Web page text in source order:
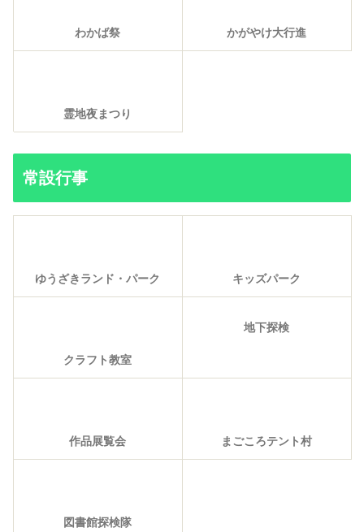
わかば祭 かがやけ大行進
霊地夜まつり
常設行事
ゆうざきランド・パーク キッズパーク
クラフト教室
地下探検
作品展覧会 まごころテント村
図書館探検隊